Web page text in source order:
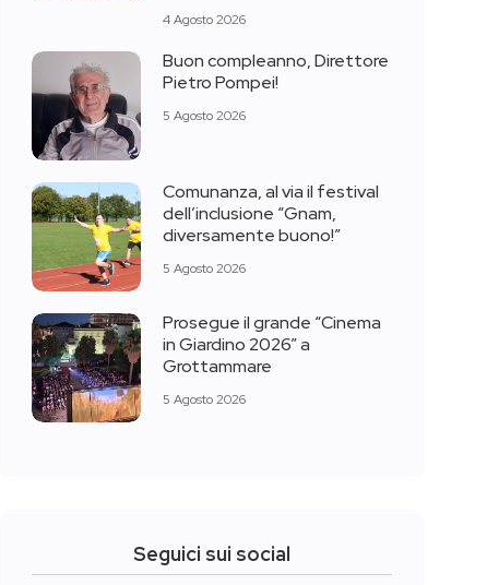
4 Agosto 2026
Buon compleanno, Direttore
Pietro Pompei!
5 Agosto 2026
Comunanza, al via il festival
dell’inclusione “Gnam,
diversamente buono!”
5 Agosto 2026
Prosegue il grande “Cinema
in Giardino 2026” a
Grottammare
5 Agosto 2026
Seguici sui social